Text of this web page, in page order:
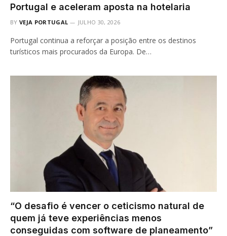
Portugal e aceleram aposta na hotelaria
BY VEJA PORTUGAL JULHO 30, 2026
Portugal continua a reforçar a posição entre os destinos
turísticos mais procurados da Europa. De…
“O desafio é vencer o ceticismo natural de
quem já teve experiências menos
conseguidas com software de planeamento”